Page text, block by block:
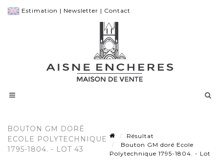
Estimation | Newsletter | Contact
BOUTON GM DORÉ
ECOLE POLYTECHNIQUE
1795-1804. - LOT 43
Résultat
Bouton GM doré Ecole
Polytechnique 1795-1804. - Lot